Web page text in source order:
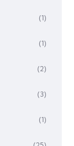
(1)
(1)
(2)
(3)
(1)